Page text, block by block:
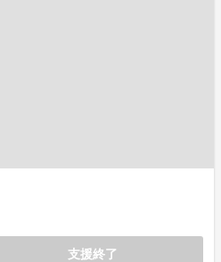
支援終了